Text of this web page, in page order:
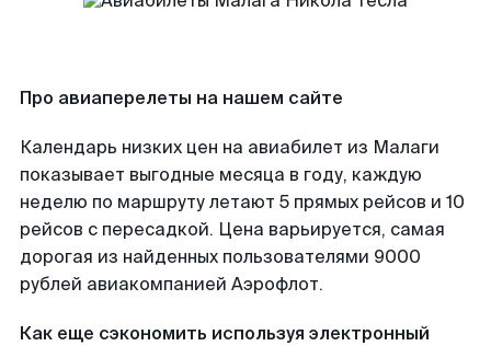
Про авиаперелеты на нашем сайте
Календарь низких цен на авиабилет из Малаги
показывает выгодные месяца в году, каждую
неделю по маршруту летают 5 прямых рейсов и 10
рейсов с пересадкой. Цена варьируется, самая
дорогая из найденных пользователями 9000
рублей авиакомпанией Аэрофлот.
Как еще сэкономить используя электронный